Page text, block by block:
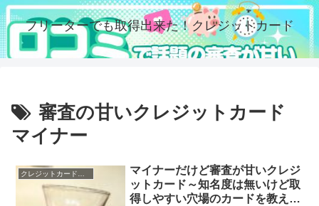
フリーターでも取得出来た！クレジットカード
審査の甘いクレジットカード
マイナー
マイナーだけど審査が甘いクレジ
ットカード～知名度は無いけど取
得しやすい穴場のカードを教えま